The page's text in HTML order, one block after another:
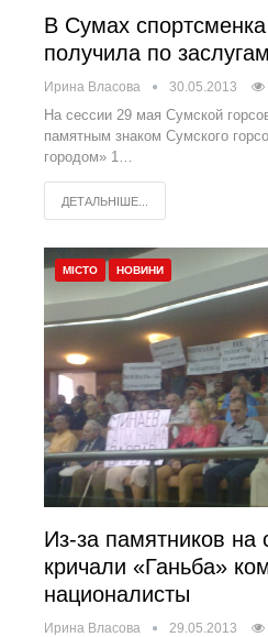
В Сумах
получила по заслугам
Ирина Власова 30.05.2013
На сессии 29 мая Сумской
памятным знаком Сумского
городом» 1…
ДЕТАЛЬНІШЕ...
МІСТО НОВИНИ
Из-за памятников на
кричали «Ганьба»
националисты
Ирина Власова 29.05.2013